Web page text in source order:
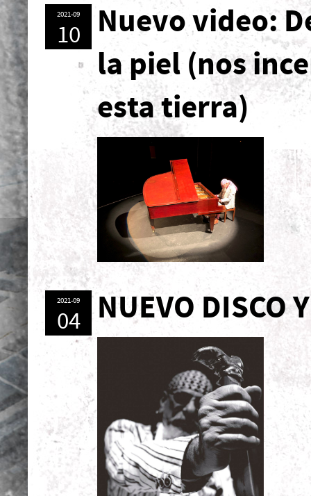
Nuevo video:
la piel (nos
esta tierra)
2021-09
10
NUEVO DISCO
2021-09
04